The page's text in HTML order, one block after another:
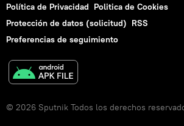
Política de Privacidad Politica de Cookies
Protección de datos (solicitud) RSS
Preferencias de seguimiento
© 2026 Sputnik Todos los derechos